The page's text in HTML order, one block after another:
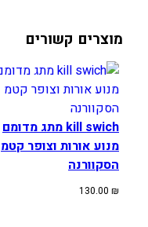
מוצרים קשורים
kill swich מתג מדומם
מנוע אורות וצופר קטמ
הסקוורנה
130.00 ₪